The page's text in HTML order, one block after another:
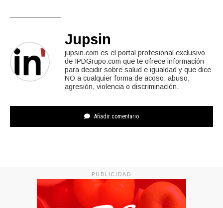
Jupsin
jupsin.com es el portal profesional exclusivo
de IPDGrupo.com que te ofrece información
para decidir sobre salud e igualdad y que dice
NO a cualquier forma de acoso, abuso,
agresión, violencia o discriminación.
Añadir comentario
PUBLICIDAD